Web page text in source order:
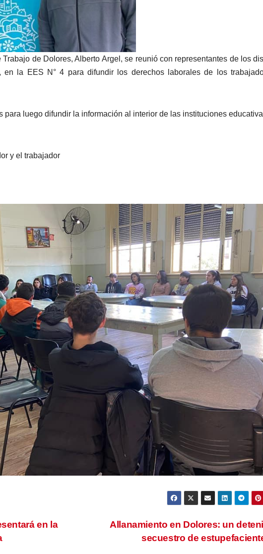
de Dolores, Alberto Argel, se reunió con representantes de los
en la EES N° 4 para difundir los derechos laborales de los
para luego difundir la información al interior de las instituciones
y el trabajador
Allanamiento en Dolores: un
secuestro de
en la